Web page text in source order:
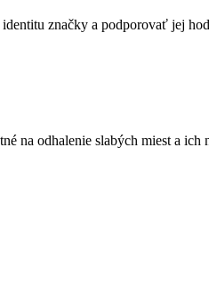
značky a podporovať jej
na odhalenie slabých miest a ich